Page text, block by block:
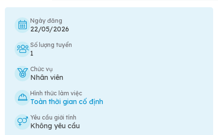
Ngày đăng
22/05/2026
Số lượng tuyển
1
Chức vụ
Nhân viên
Hình thức làm việc
Toàn thời gian cố định
Yêu cầu giới tính
Không yêu cầu